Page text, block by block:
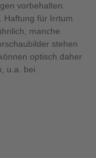
vorbehalten.
Haftung für Irrtum
manche
stehen
optisch daher
u.a. bei